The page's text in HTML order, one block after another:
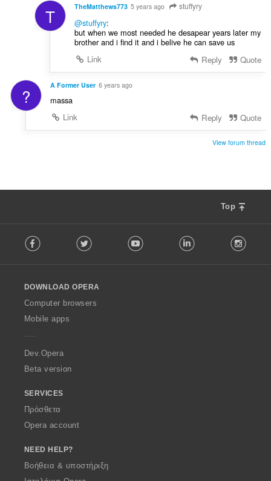
T TheMatthews773 5 years ago stuffyry
@stuffyry:
but when we most needed he desapear years later my
brother and i find it and i belive he can save us
Link
Reply Quote
? A Former User 6 years ago
massa
Link
Reply Quote
View forum thread
Top
o
w
O
p
a
Facebook Twitter Youtube LinkedIn
DOWNLOAD OPERA
Computer browsers
Mobile apps
Dev.Opera
Beta version
SERVICES
Πρόσθετα
Opera account
NEED HELP?
Βοήθεια & υποστήριξη